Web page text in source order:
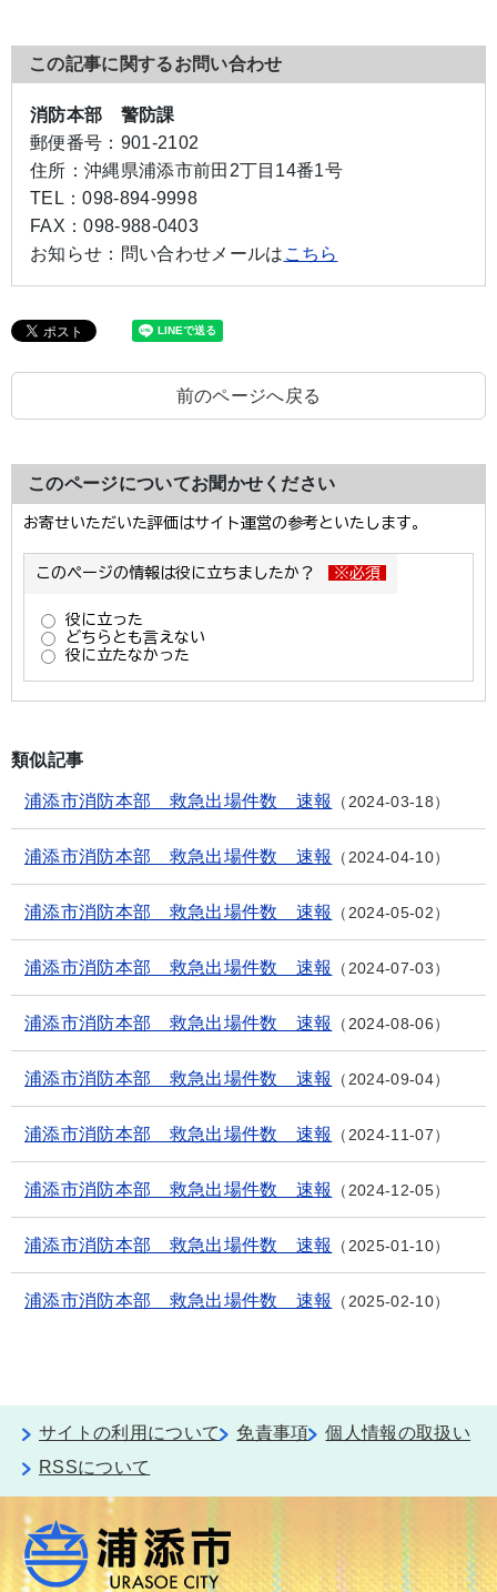
この記事に関するお問い合わせ
消防本部 警防課
郵便番号： 901-2102
住所： 沖縄県浦添市前田2丁目14番1号
TEL：098-894-9998
FAX：098-988-0403
お知らせ： 問い合わせメールは こちら
前のページへ戻る
このページについてお聞かせください
類似記事
浦添市消防本部 救急出場件数 速報 2024-03-18
浦添市消防本部 救急出場件数 速報 2024-04-10
浦添市消防本部 救急出場件数 速報 2024-05-02
浦添市消防本部 救急出場件数 速報 2024-07-03
浦添市消防本部 救急出場件数 速報 2024-08-06
浦添市消防本部 救急出場件数 速報 2024-09-04
浦添市消防本部 救急出場件数 速報 2024-11-07
浦添市消防本部 救急出場件数 速報 2024-12-05
浦添市消防本部 救急出場件数 速報 2025-01-10
浦添市消防本部 救急出場件数 速報 2025-02-10
サイトの利用について 免責事項
個人情報の取扱い
RSSについて